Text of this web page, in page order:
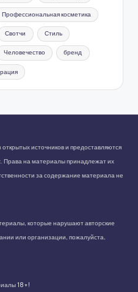
Профессиональная косметика
Свотчи Стиль
Человечество бренд
источников и предоставляются
Права на материалы принадлежат их
за содержание материала не
которые нарушают авторские
или организации, пожалуйста,
18+!